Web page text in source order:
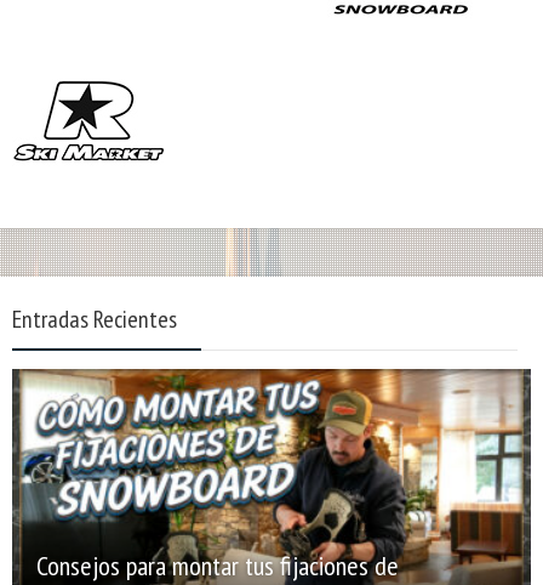
Entradas Recientes
Consejos para montar tus fijaciones de